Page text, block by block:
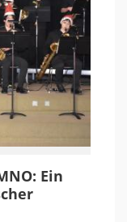
Ein